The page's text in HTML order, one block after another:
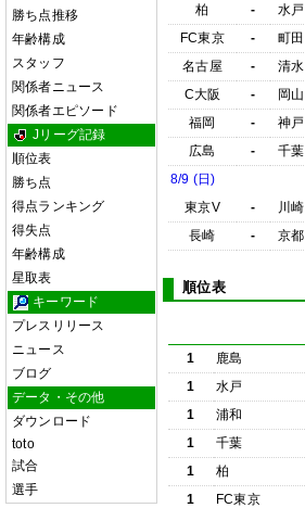
勝ち点推移
年齢構成
スタッフ
関係者ニュース
関係者エピソード
Jリーグ記録
順位表
勝ち点
得点ランキング
得失点
年齢構成
星取表
キーワード
プレスリリース
ニュース
ブログ
データ・その他
ダウンロード
toto
試合
選手
柏
- 水戸
FC東京
- 町田
名古屋
- 清水
C大阪
- 岡山
福岡
- 神戸
広島
- 千葉
8/9 (日)
東京V
- 川崎
長崎
- 京都
順位表
1 鹿島
1
水戸
1
浦和
1
千葉
1
柏
1
FC東京